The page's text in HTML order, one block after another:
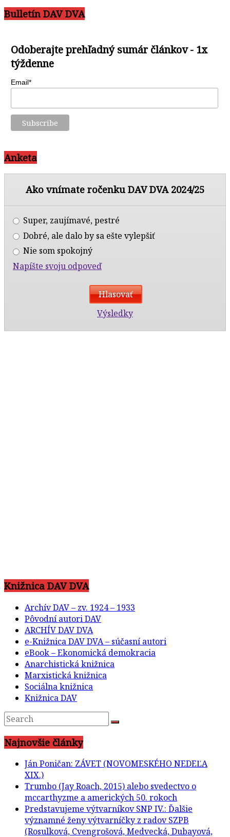
Bulletín DAV DVA
Odoberajte prehľadný sumár článkov - 1x
týždenne
Email*
Anketa
Ako vnímate ročenku DAV DVA 2024/25
Super, zaujímavé, pestré
Dobré, ale dalo by sa ešte vylepšiť
Nie som spokojný
Napíšte svoju odpoveď
Výsledky
Knižnica DAV DVA
Archív DAV – zv. 1924 – 1933
Pôvodní autori DAV
ARCHÍV DAV DVA
e-Knižnica DAV DVA – súčasní autori
eBook – Ekonomická demokracia
Anarchistická knižnica
Marxistická knižnica
Sociálna knižnica
Knižnica DAV
Najnovšie články
Ján Poničan: ZÁVET (NOVOMESKÉHO NEDEĽA
XIX.)
Trumbo (Jay Roach, 2015) alebo svedectvo o
mccarthyzme a amerických 50. rokoch
Predstavujeme výtvarníkov SNP IV.: Ďalšie
významné ženy výtvarníčky z radov SZPB
(Rosulková, Cvengrošová, Medvecká, Dubayová,